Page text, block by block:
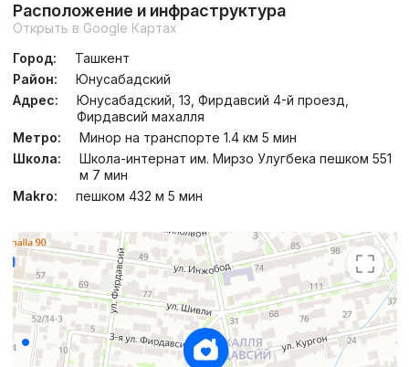
Расположение и инфраструктура
Открыть в Google Картах
Город:
Ташкент
Район:
Юнусабадский
Адрес:
Юнусабадский, 13, Фирдавсий 4-й проезд,
Фирдавсий махалля
Метро:
Минор на транспорте 1.4 км 5 мин
Школа:
Школа-интернат им. Мирзо Улугбека пешком 551
м 7 мин
Makro:
пешком 432 м 5 мин